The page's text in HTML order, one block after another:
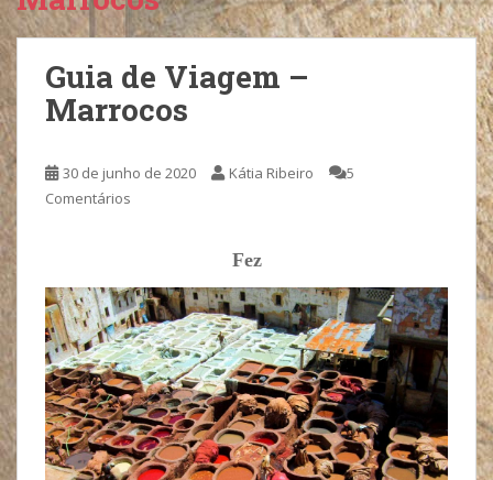
Guia de Viagem –
Marrocos
30 de junho de 2020 Kátia Ribeiro
5
Comentários
Fez